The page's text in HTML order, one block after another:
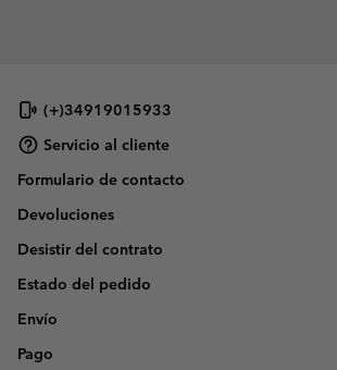
(+)34919015933
Servicio al cliente
Formulario de contacto
Devoluciones
Desistir del contrato
Estado del pedido
Envío
Pago